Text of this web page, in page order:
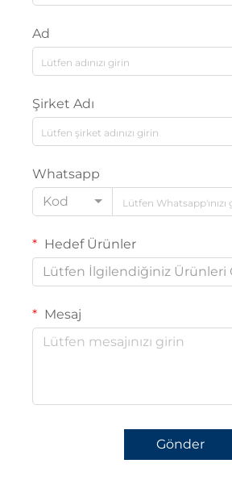
Ad
Şirket Adı
Whatsapp
Kod
Hedef Ürünler
Lütfen İlgilendiğiniz Ürünleri
Mesaj
Gönder